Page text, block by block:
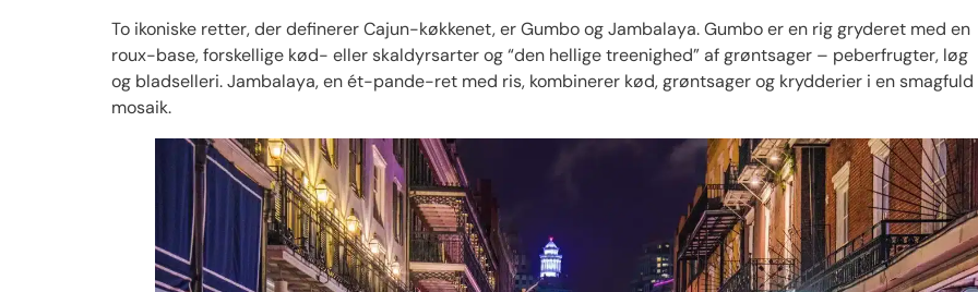
To ikoniske retter, der definerer Cajun-køkkenet, er Gumbo og Jambalaya. Gumbo er en rig gryderet med en
roux-base, forskellige kød- eller skaldyrsarter og “den hellige treenighed” af grøntsager – peberfrugter, løg
og bladselleri. Jambalaya, en ét-pande-ret med ris, kombinerer kød, grøntsager og krydderier i en smagfuld
mosaik.